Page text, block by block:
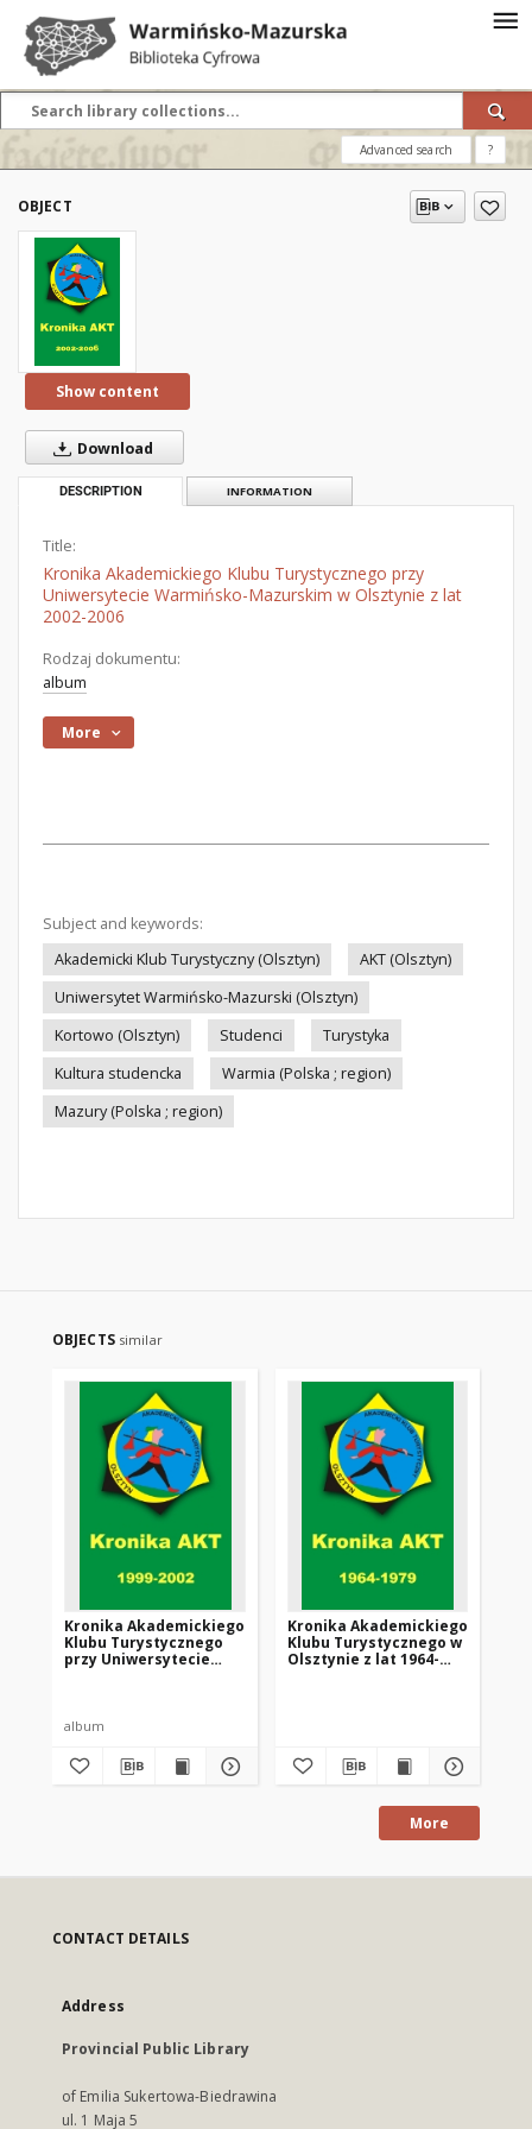
Advanced search ?
OBJECT
Show content
Download
DESCRIPTION INFORMATION
Title:
Kronika Akademickiego Klubu Turystycznego przy
Uniwersytecie Warmińsko-Mazurskim w Olsztynie z lat
2002-2006
Rodzaj dokumentu:
album
More
Subject and keywords:
Akademicki Klub Turystyczny (Olsztyn)
AKT (Olsztyn)
Uniwersytet Warmińsko-Mazurski (Olsztyn)
Kortowo (Olsztyn)
Studenci
Turystyka
Kultura studencka
Warmia (Polska ; region)
Mazury (Polska ; region)
OBJECTS similar
Kronika Akademickiego
Klubu Turystycznego
przy Uniwersytecie
album
Kronika Akademickiego
Klubu Turystycznego w
Olsztynie z lat 1964-
More
CONTACT DETAILS
Address
Provincial Public Library
of Emilia Sukertowa-Biedrawina
ul. 1 Maja 5